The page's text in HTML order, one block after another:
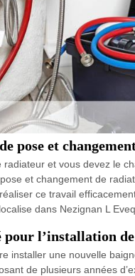
pose et
radiateur et vous devez le
et changement de
ce travail
dans Nezignan L
l’installation
installer une nouvelle
de plusieurs années